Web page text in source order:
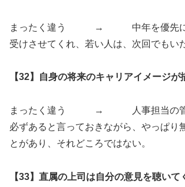
まったく違う → 中年を優先に希
受けさせてくれ、若い人は、次回でもい
【32】自身の将来のキャリアイメージ
まったく違う → 人事担当の管理
必ずあると言っておきながら、やっぱり
とがあり、それどころではない。
【33】直属の上司は自分の意見を聴い